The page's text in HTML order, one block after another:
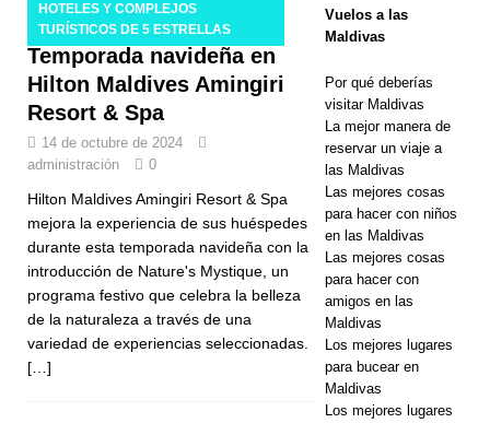
de 2025 ]
Cinnamon
lanza la
del Black
Friday con
HOTELES Y COMPLEJOS
TURÍSTICOS DE 5 ESTRELLAS
Temporada navideña en
Hilton Maldives Amingiri
Resort & Spa
14 de octubre de 2024
administración
0
Hilton Maldives Amingiri Resort & Spa
mejora la experiencia de sus huéspedes
durante esta temporada navideña con la
introducción de Nature's Mystique, un
programa festivo que celebra la belleza
de la naturaleza a través de una
variedad de experiencias seleccionadas.
[…]
Vuelos a las
Maldivas
Por qué deberías
visitar Maldivas
La mejor manera de
reservar un viaje a
las Maldivas
Las mejores cosas
para hacer con niños
en las Maldivas
Las mejores cosas
para hacer con
amigos en las
Maldivas
Los mejores lugares
para bucear en
Maldivas
Los mejores lugares